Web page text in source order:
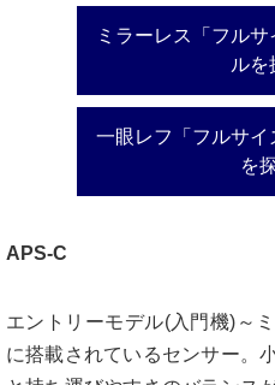
ミラーレス「フル
ルを
一眼レフ「フルサ
を
APS-C
エントリーモデル(入門機)～
に搭載されているセンサー。